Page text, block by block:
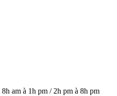
8h am à 1h pm / 2h pm à 8h pm